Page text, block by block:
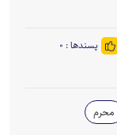
پسندها : ۰
محرم